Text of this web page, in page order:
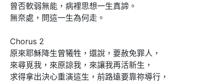
曾否軟弱無能，病裡思想一生真諦。
無奈處，問這一生為何走。
Chorus 2
原來耶穌降生曾犧牲，還說，要赦免罪人，
來尋覓我，來原諒我，來讓我再活新生，
求得拿出決心重演這生，前路遠要靠祢導行，